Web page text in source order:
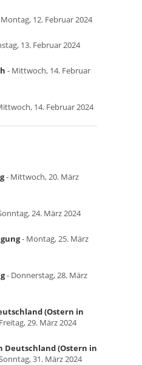
12. Februar 2024
13. Februar 2024
- Mittwoch, 14. Februar
14. Februar 2024
- Mittwoch, 20. März
24. März 2024
- Montag, 25. März
- Donnerstag, 28. März
(Ostern in
29. März 2024
Deutschland (Ostern in
31. März 2024